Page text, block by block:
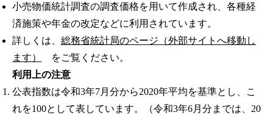
小売物価統計調査の調査価格を用いて作成され、各種経
済施策や年金の改定などに利用されています。
詳しくは、 総務省統計局のページ（外部サイトへ移動し
ます）
をご覧ください。
利用上の注意
公表指数は令和3年7月分から2020年平均を基準とし、こ
れを100として表しています。（令和3年6月分までは、20